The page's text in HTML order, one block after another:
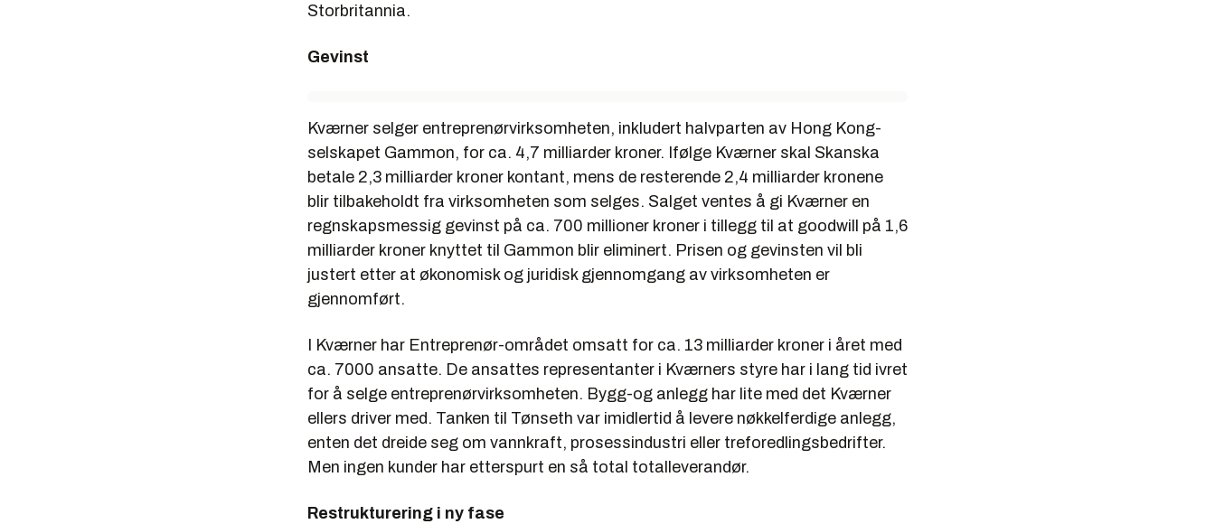
Storbritannia.
Gevinst
Kværner selger entreprenørvirksomheten, inkludert halvparten av Hong Kong-
selskapet Gammon, for ca. 4,7 milliarder kroner. Ifølge Kværner skal Skanska
betale 2,3 milliarder kroner kontant, mens de resterende 2,4 milliarder kronene
blir tilbakeholdt fra virksomheten som selges. Salget ventes å gi Kværner en
regnskapsmessig gevinst på ca. 700 millioner kroner i tillegg til at goodwill på 1,6
milliarder kroner knyttet til Gammon blir eliminert. Prisen og gevinsten vil bli
justert etter at økonomisk og juridisk gjennomgang av virksomheten er
gjennomført.
I Kværner har Entreprenør-området omsatt for ca. 13 milliarder kroner i året med
ca. 7000 ansatte. De ansattes representanter i Kværners styre har i lang tid ivret
for å selge entreprenørvirksomheten. Bygg-og anlegg har lite med det Kværner
ellers driver med. Tanken til Tønseth var imidlertid å levere nøkkelferdige anlegg,
enten det dreide seg om vannkraft, prosessindustri eller treforedlingsbedrifter.
Men ingen kunder har etterspurt en så total totalleverandør.
Restrukturering i ny fase